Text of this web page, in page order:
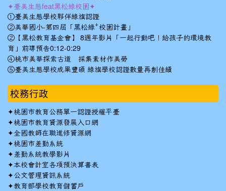
✦臺美生態feat黑松綠校園✦
①臺美生態學校夥伴綠旗認證
②美華國小-第四屆「黑松綠⁺校園計畫」
②【黑松教育基金會】 8週年影片「一起行動吧！給孩子的環境教
育」前導預告0:12-0:29
④桃市美華探索古道 採集素材作美勞
⑤臺美生態學校成果豐碩 綠旗學校認證數量再創佳績
校務行政
✦桃園市教育公務單一認證授權平臺
✦桃園市教育資源發展入口網
✦全國教師在職進修資源網
✦桃園市差勤系統
✦ 差勤系統教學影片
✦本校會計室各項預決算書表
✦公文管理資訊系統
✦教育部學校教育儲蓄戶